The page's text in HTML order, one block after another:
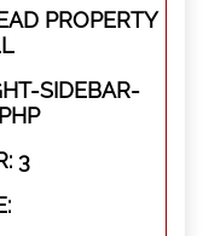
PROPERTY
SIDEBAR-
3